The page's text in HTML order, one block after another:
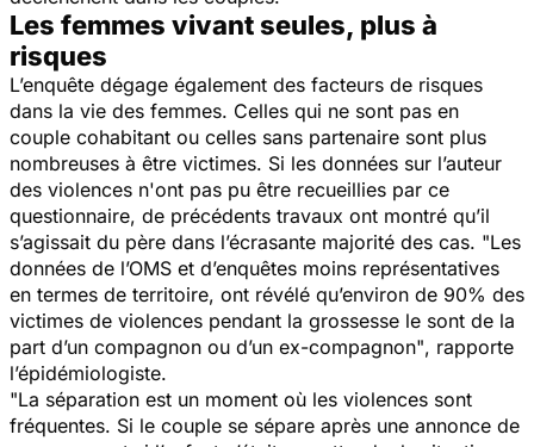
Les femmes vivant seules, plus à
risques
L’enquête dégage également des facteurs de risques
dans la vie des femmes. Celles qui ne sont pas en
couple cohabitant ou celles sans partenaire sont plus
nombreuses à être victimes. Si les données sur l’auteur
des violences n'ont pas pu être recueillies par ce
questionnaire, de précédents travaux ont montré qu’il
s’agissait du père dans l’écrasante majorité des cas. "Les
données de l’OMS et d’enquêtes moins représentatives
en termes de territoire, ont révélé qu’environ de 90% des
victimes de violences pendant la grossesse le sont de la
part d’un compagnon ou d’un ex-compagnon", rapporte
l’épidémiologiste.
"La séparation est un moment où les violences sont
fréquentes. Si le couple se sépare après une annonce de